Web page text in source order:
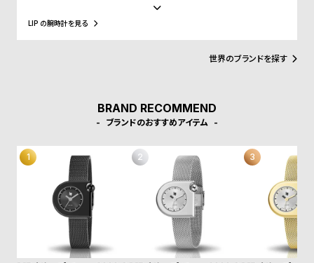
t
e
領、マクロン大統領に愛用され、英国のチャーチル元首相、米国の
アイゼンハウワー元大統領、クリントン元大統領にも贈呈されるな
ど、現在に至るまで多くの著名人にも愛されています。
LIP の腕時計を見る
世界のブランドを探す
BRAND RECOMMEND
ブランドのおすすめアイテム